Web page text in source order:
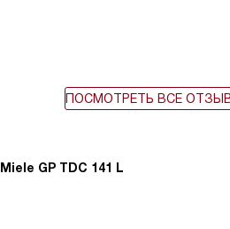
ПОСМОТРЕТЬ ВСЕ
GP TDC 141 L